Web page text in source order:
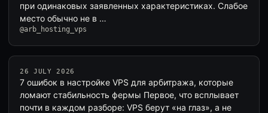
при одинаковых заявленных характеристиках. Слабое
место обычно не в …
@arb_hosting_vps
26 JULY 2026
7 ошибок в настройке VPS для арбитража, которые
ломают стабильность фермы Первое, что всплывает
почти в каждом разборе: VPS берут «на глаз», а не